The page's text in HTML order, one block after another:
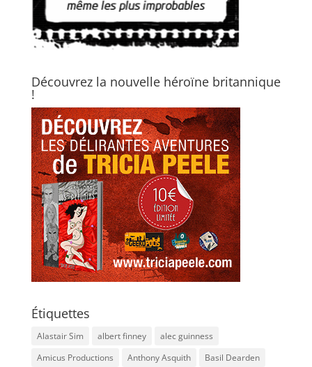
Découvrez la nouvelle héroïne britannique
!
Étiquettes
Alastair Sim albert finney
alec guinness
Amicus Productions
Anthony Asquith
Basil Dearden